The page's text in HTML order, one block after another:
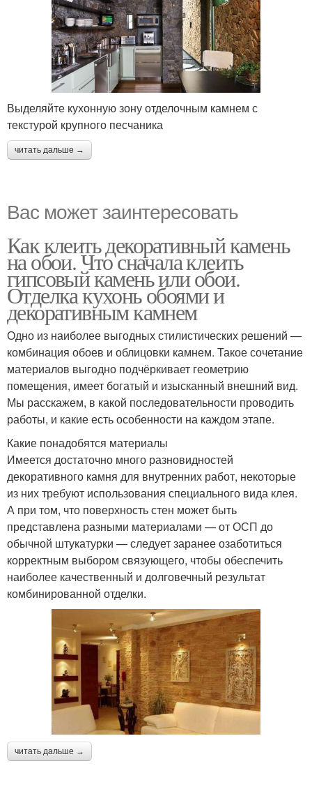
Выделяйте кухонную зону отделочным камнем с
текстурой крупного песчаника
читать дальше →
Вас может заинтересовать
Как клеить декоративный камень
на обои. Что сначала клеить
гипсовый камень или обои.
Отделка кухонь обоями и
декоративным камнем
Одно из наиболее выгодных стилистических решений —
комбинация обоев и облицовки камнем. Такое сочетание
материалов выгодно подчёркивает геометрию
помещения, имеет богатый и изысканный внешний вид.
Мы расскажем, в какой последовательности проводить
работы, и какие есть особенности на каждом этапе.
Какие понадобятся материалы
Имеется достаточно много разновидностей
декоративного камня для внутренних работ, некоторые
из них требуют использования специального вида клея.
А при том, что поверхность стен может быть
представлена разными материалами — от ОСП до
обычной штукатурки — следует заранее озаботиться
корректным выбором связующего, чтобы обеспечить
наиболее качественный и долговечный результат
комбинированной отделки.
читать дальше →